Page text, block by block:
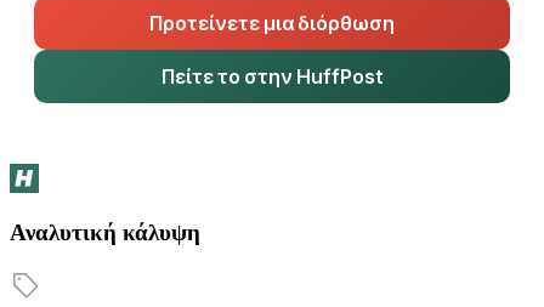
Προτείνετε μια διόρθωση
Πείτε το στην HuffPost
Αναλυτική κάλυψη